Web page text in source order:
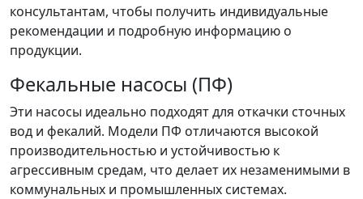
консультантам, чтобы получить индивидуальные
рекомендации и подробную информацию о
продукции.
Фекальные насосы (ПФ)
Эти насосы идеально подходят для откачки сточных
вод и фекалий. Модели ПФ отличаются высокой
производительностью и устойчивостью к
агрессивным средам, что делает их незаменимыми в
коммунальных и промышленных системах.